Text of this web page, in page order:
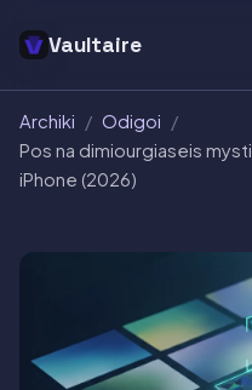
Vaultaire
Archiki / Odigoi /
Pos na dimiourgiaseis
iPhone (2026)